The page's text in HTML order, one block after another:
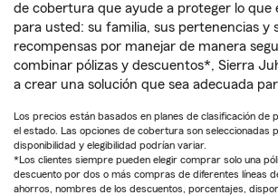
de cobertura que ayude a proteger lo que
para usted: su familia, sus pertenencias y
recompensas por manejar de manera
combinar pólizas y descuentos*, Sierra
a crear una solución que sea adecuada
Los precios están basados en planes de clasificación de
el estado. Las opciones de cobertura son seleccionadas
disponibilidad y elegibilidad podrían variar.
*Los clientes siempre pueden elegir comprar solo una
descuento por dos o más compras de diferentes líneas
ahorros, nombres de los descuentos, porcentajes,